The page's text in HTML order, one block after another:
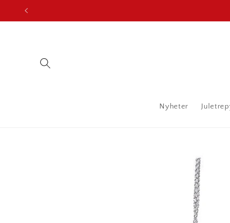
videre til
innholdet
Nyheter